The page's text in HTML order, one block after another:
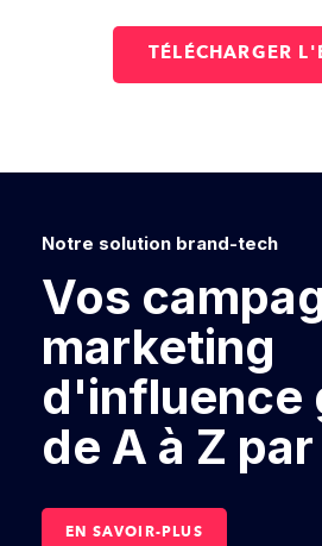
Notre solution brand-tech
Vos
marketing
d'influence
de A à Z
EN SAVOIR-PLUS